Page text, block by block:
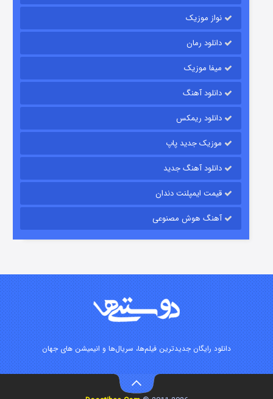
قسمت۱۵ (دوبله) منتشر شد
نواز موزیک
دانلود رمان
میفا موزیک
دانلود آهنگ
دانلود ریمکس
موزیک جدید پاپ
دانلود آهنگ جدید
قیمت ایمپلنت دندان
آهنگ هوش مصنوعی
دانلود رایگان جدیدترین فیلم‌ها، سریال‌ها و انیمیشن های جهان